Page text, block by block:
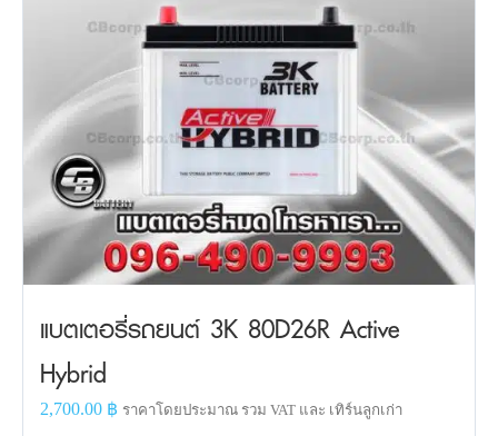
แบตเตอรี่รถยนต์ 3K 80D26R Active
Hybrid
2,700.00 ฿ ราคาโดยประมาณ รวม VAT และ เทิร์นลูกเก่า